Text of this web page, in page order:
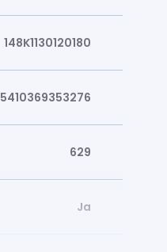
148K1130120180
5410369353276
629
Ja